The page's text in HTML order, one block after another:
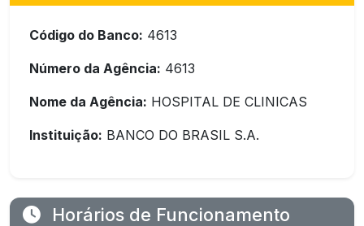
Código do Banco: 4613
Número da Agência: 4613
Nome da Agência: HOSPITAL DE CLINICAS
Instituição: BANCO DO BRASIL S.A.
Horários de Funcionamento